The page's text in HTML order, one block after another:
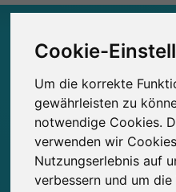
Cookie-
Um die korrekte
gewährleisten zu
notwendige Cookies.
verwenden wir
Nutzungserlebnis auf
verbessern und um die
Bisher bei
Aktuell bei